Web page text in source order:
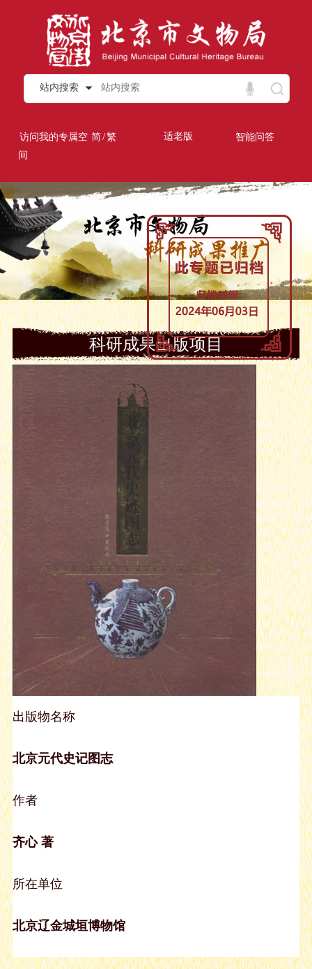
站内搜索
访问我的专属空
间
简/繁 适老版 智能问答
科研成果出版项目
出版物名称
北京元代史记图志
作者
齐心 著
所在单位
北京辽金城垣博物馆